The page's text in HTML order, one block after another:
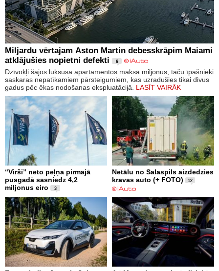
Miljardu vērtajam Aston Martin debesskrāpim Maiami
atklājušies nopietni defekti
6
Dzīvokļi šajos luksusa apartamentos maksā miljonus, taču īpašnieki
saskaras nepatīkamiem pārsteigumiem, kas uzradušies tikai divus
gadus pēc ēkas nodošanas ekspluatācijā. LASĪT VAIRĀK
“Virši” neto peļņa pirmajā
pusgadā sasniedz 4,2
miljonus eiro
3
Netālu no Salaspils aizdedzies
kravas auto (+ FOTO)
12